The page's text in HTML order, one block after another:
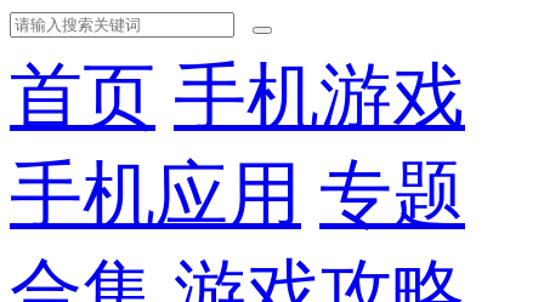
首页 手机游戏
手机应用 专题